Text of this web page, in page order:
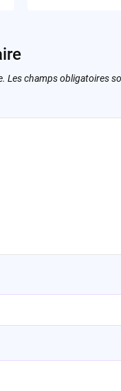
Les champs obligatoires